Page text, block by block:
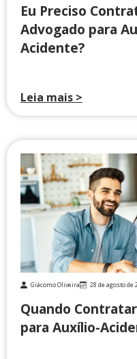
Eu Preciso
Advogado para
Acidente?
Leia mais >
Giácomo Oliveira 28 de agosto de
Quando
para Auxílio-